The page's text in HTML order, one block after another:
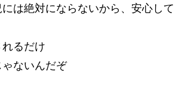
は絶対にならないから、安心して
るだけ
ないんだぞ